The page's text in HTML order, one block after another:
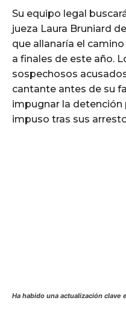
Su equipo legal
jueza Laura Bruniard
que allanaría el
a finales de este año.
sospechosos
cantante antes de su
impugnar la detención
impuso tras sus
Ha habido una actualización clave